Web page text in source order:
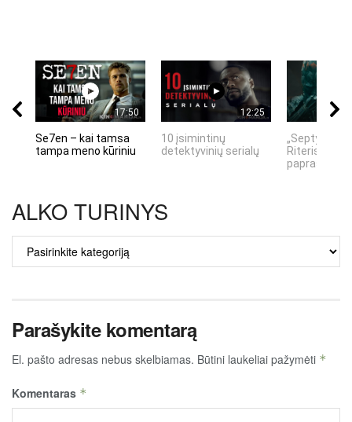
17:50
Se7en – kai tamsa
tampa meno kūriniu
12:25
10 įsimintinų
detektyvinių serialų
„Septynių
Riteris" – kai
ALKO TURINYS
ALKO
TURINYS
Parašykite komentarą
El. pašto adresas nebus skelbiamas. Būtini laukeliai pažymėti *
Komentaras *